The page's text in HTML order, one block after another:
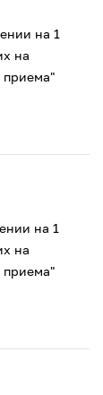
на 1
на
приема"
на 1
на
приема"